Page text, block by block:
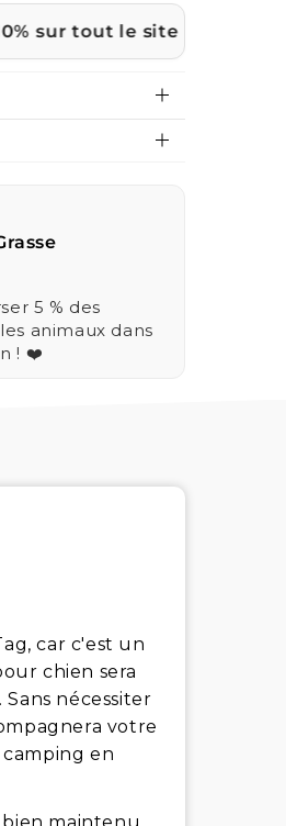
le site avec le code
5 % des
animaux dans
! ❤️
car c'est un
chien sera
nécessiter
votre
en